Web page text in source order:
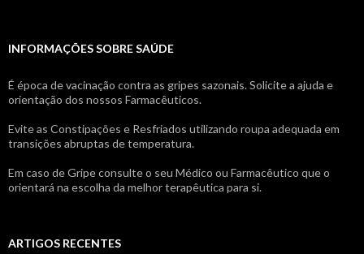
INFORMAÇÕES SOBRE SAÚDE
É época de vacinação contra as gripes sazonais. Solicite a ajuda e
orientação dos nossos Farmacêuticos.
Evite as Constipações e Resfriados utilizando roupa adequada em
transições abruptas de temperatura.
Em caso de Gripe consulte o seu Médico ou Farmacêutico que o
orientará na escolha da melhor terapêutica para si.
ARTIGOS RECENTES